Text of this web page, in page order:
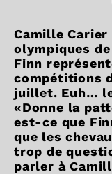
Camille
olympiques
Finn
compétitions
juillet. Euh… le
«Donne la
est-ce que
que les
trop de
parler à